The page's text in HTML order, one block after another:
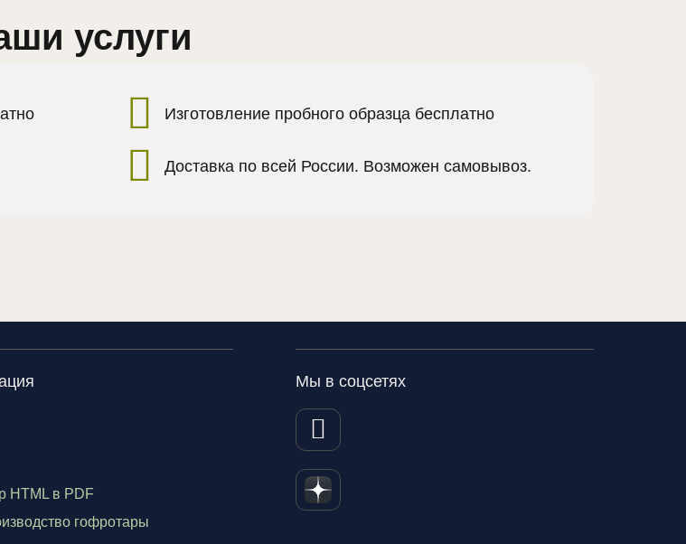
услуги
Изготовление пробного образца бесплатно
Доставка по всей России. Возможен самовывоз.
HTML в PDF
гофротары
Мы в соцсетях